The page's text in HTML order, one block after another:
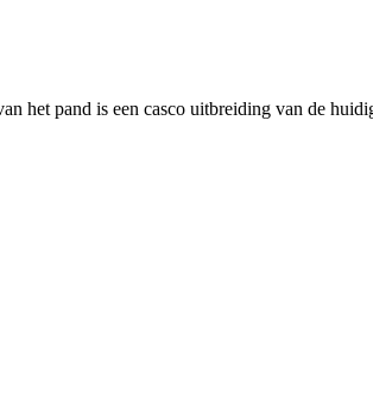
het pand is een casco uitbreiding van de